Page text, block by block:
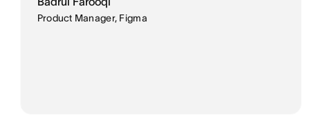
Product Manager, Figma